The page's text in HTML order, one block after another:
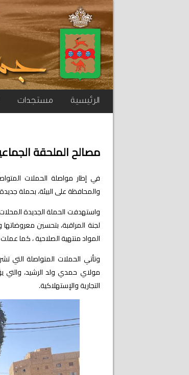
الرئيسية مستجدات
مصالح الملحقة
في إطار مواصلة الحملات
والمحافظة على البيئة، بحملة
واستهدفت الحملة الجديدة
لجنة المراقبة، بتحسين
المواد منتهية الصلاحية ، كما
وتأتي الحملات المتواصلة التي
مولاي حمدي ولد الرشيد، والتي
التجارية والإستهلاكية.